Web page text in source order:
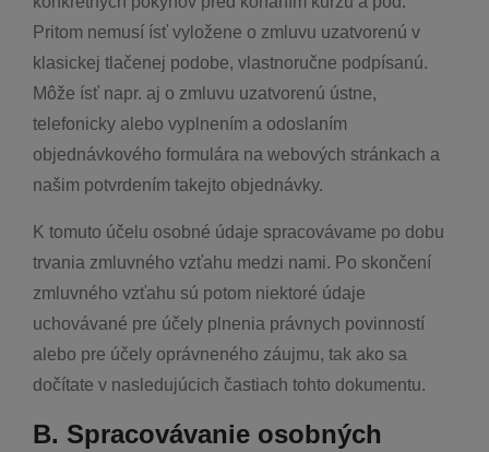
Pritom nemusí ísť vyložene o zmluvu uzatvorenú v
klasickej tlačenej podobe, vlastnoručne podpísanú.
Môže ísť napr. aj o zmluvu uzatvorenú ústne,
telefonicky alebo vyplnením a odoslaním
objednávkového formulára na webových stránkach a
našim potvrdením takejto objednávky.
K tomuto účelu osobné údaje spracovávame po dobu
trvania zmluvného vzťahu medzi nami. Po skončení
zmluvného vzťahu sú potom niektoré údaje
uchovávané pre účely plnenia právnych povinností
alebo pre účely oprávneného záujmu, tak ako sa
dočítate v nasledujúcich častiach tohto dokumentu.
B. Spracovávanie osobných